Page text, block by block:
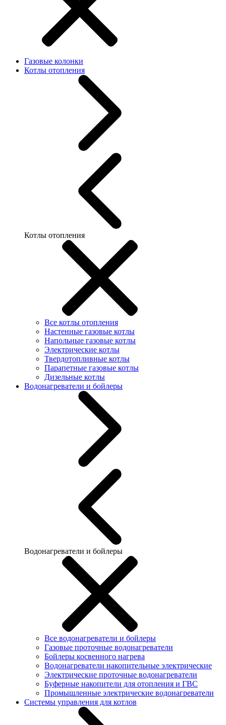
Газовые колонки
Котлы отопления
Котлы отопления
Все котлы отопления
Настенные газовые котлы
Напольные газовые котлы
Электрические котлы
Твердотопливные котлы
Парапетные газовые котлы
Дизельные котлы
Водонагреватели и бойлеры
Водонагреватели и бойлеры
Все водонагреватели и бойлеры
Газовые проточные водонагреватели
Бойлеры косвенного нагрева
Водонагреватели накопительные электрические
Электрические проточные водонагреватели
Буферные накопители для отопления и ГВС
Промышленные электрические водонагреватели
Системы управления для котлов